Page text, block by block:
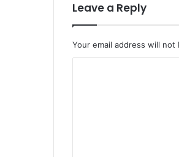
Leave a Reply
Your email address will not